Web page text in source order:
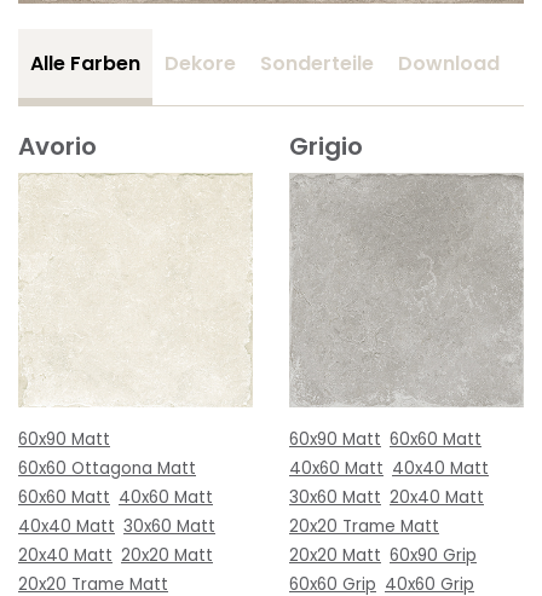
Alle Farben Dekore Sonderteile Download
Avorio
60x90 Matt
60x60 Ottagona Matt
60x60 Matt 40x60 Matt
40x40 Matt 30x60 Matt
20x40 Matt 20x20 Matt
20x20 Trame Matt
Grigio
60x90 Matt 60x60 Matt
40x60 Matt 40x40 Matt
30x60 Matt 20x40 Matt
20x20 Trame Matt
20x20 Matt 60x90 Grip
60x60 Grip 40x60 Grip